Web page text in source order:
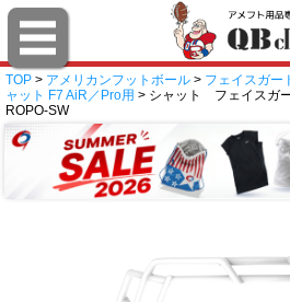
TOP > アメリカンフットボール > フェイスガー
ャット F7 AiR／Pro用 > シャット フェイスガ
ROPO-SW